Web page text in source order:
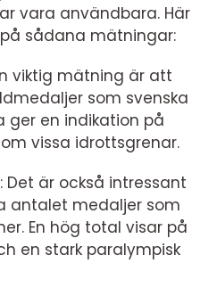
vara användbara. Här
sådana mätningar:
viktig mätning är att
som svenska
ger en indikation på
vissa idrottsgrenar.
är också intressant
antalet medaljer som
En hög total visar på
en stark paralympisk